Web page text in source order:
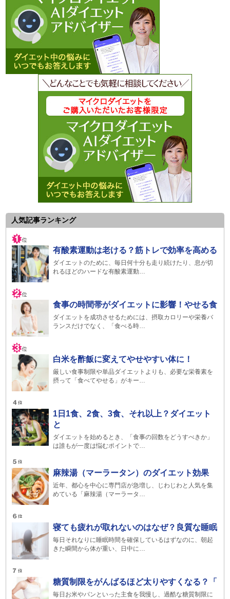
人気記事ランキング
有酸素運動は老ける？筋トレで効率を高める
ダイエットのために、毎日何十分も走り続けたり、息が切
れるほどのハードな有酸素運動…
食事の時間帯がダイエットに影響！やせる食
ダイエットを成功させるためには、摂取カロリーや栄養バ
ランスだけでなく、「食べる時…
白米を酢飯に変えてやせやすい体に！
厳しい食事制限や単品ダイエットよりも、必要な栄養素を
摂って「食べてやせる」がキー…
1日1食、2食、3食、それ以上？ダイエット
と
ダイエットを始めるとき、「食事の回数をどうすべきか」
は誰もが一度は悩むポイントで…
麻辣湯（マーラータン）のダイエット効果
近年、都心を中心に専門店が急増し、じわじわと人気を集
めている「麻辣湯（マーラータ…
寝ても疲れが取れないのはなぜ？良質な睡眠
毎日それなりに睡眠時間を確保しているはずなのに、朝起
きた瞬間から体が重い、日中に…
糖質制限をがんばるほど太りやすくなる？「
毎日お米やパンといった主食を我慢し、過酷な糖質制限に